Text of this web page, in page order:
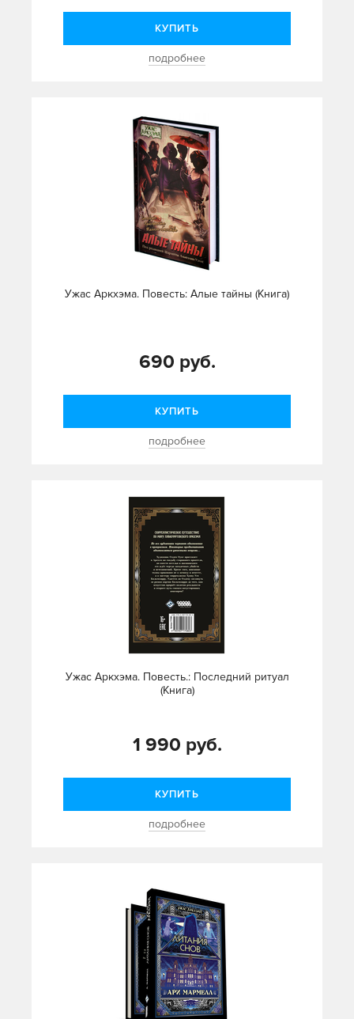
КУПИТЬ
подробнее
Ужас Аркхэма. Повесть: Алые тайны (Книга)
690 руб.
КУПИТЬ
подробнее
Ужас Аркхэма. Повесть.: Последний ритуал
(Книга)
1 990 руб.
КУПИТЬ
подробнее